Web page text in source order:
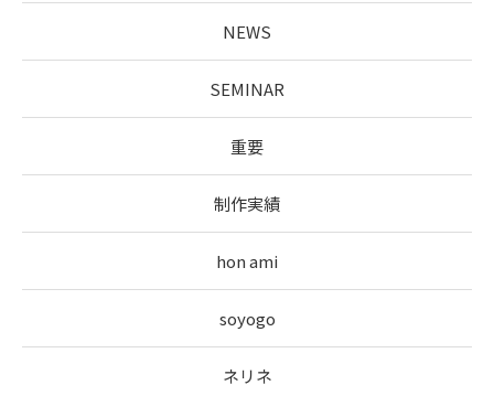
NEWS
SEMINAR
重要
制作実績
hon ami
soyogo
ネリネ